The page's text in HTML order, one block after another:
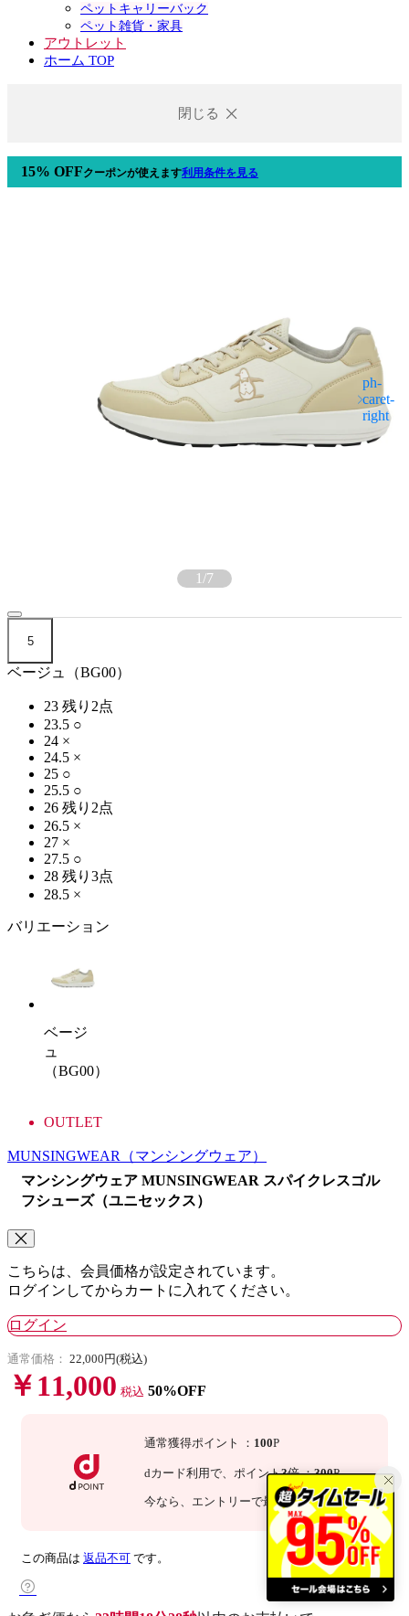
ペットキャリーバック
ペット雑貨・家具
アウトレット
ホーム TOP
閉じる
15% OFFクーポンが使えます利用条件を見る
1/7
5
ベージュ（BG00）
23 残り2点
23.5 ○
24 ×
24.5 ×
25 ○
25.5 ○
26 残り2点
26.5 ×
27 ×
27.5 ○
28 残り3点
28.5 ×
バリエーション
ベージ
ュ
（BG00）
OUTLET
MUNSINGWEAR
（マンシングウェア）
マンシングウェア MUNSINGWEAR スパイクレスゴル
フシューズ（ユニセックス）
こちらは、会員価格が設定されています。
ログインしてからカートに入れてください。
ログイン
通常価格： 22,000円(税込)
￥11,000 税込 50%OFF
通常獲得ポイント ： 100P
dカード利用で、 ポイント3倍 ：300P
今なら 、エントリーで最大 倍！詳細
この商品は 返品不可 です。